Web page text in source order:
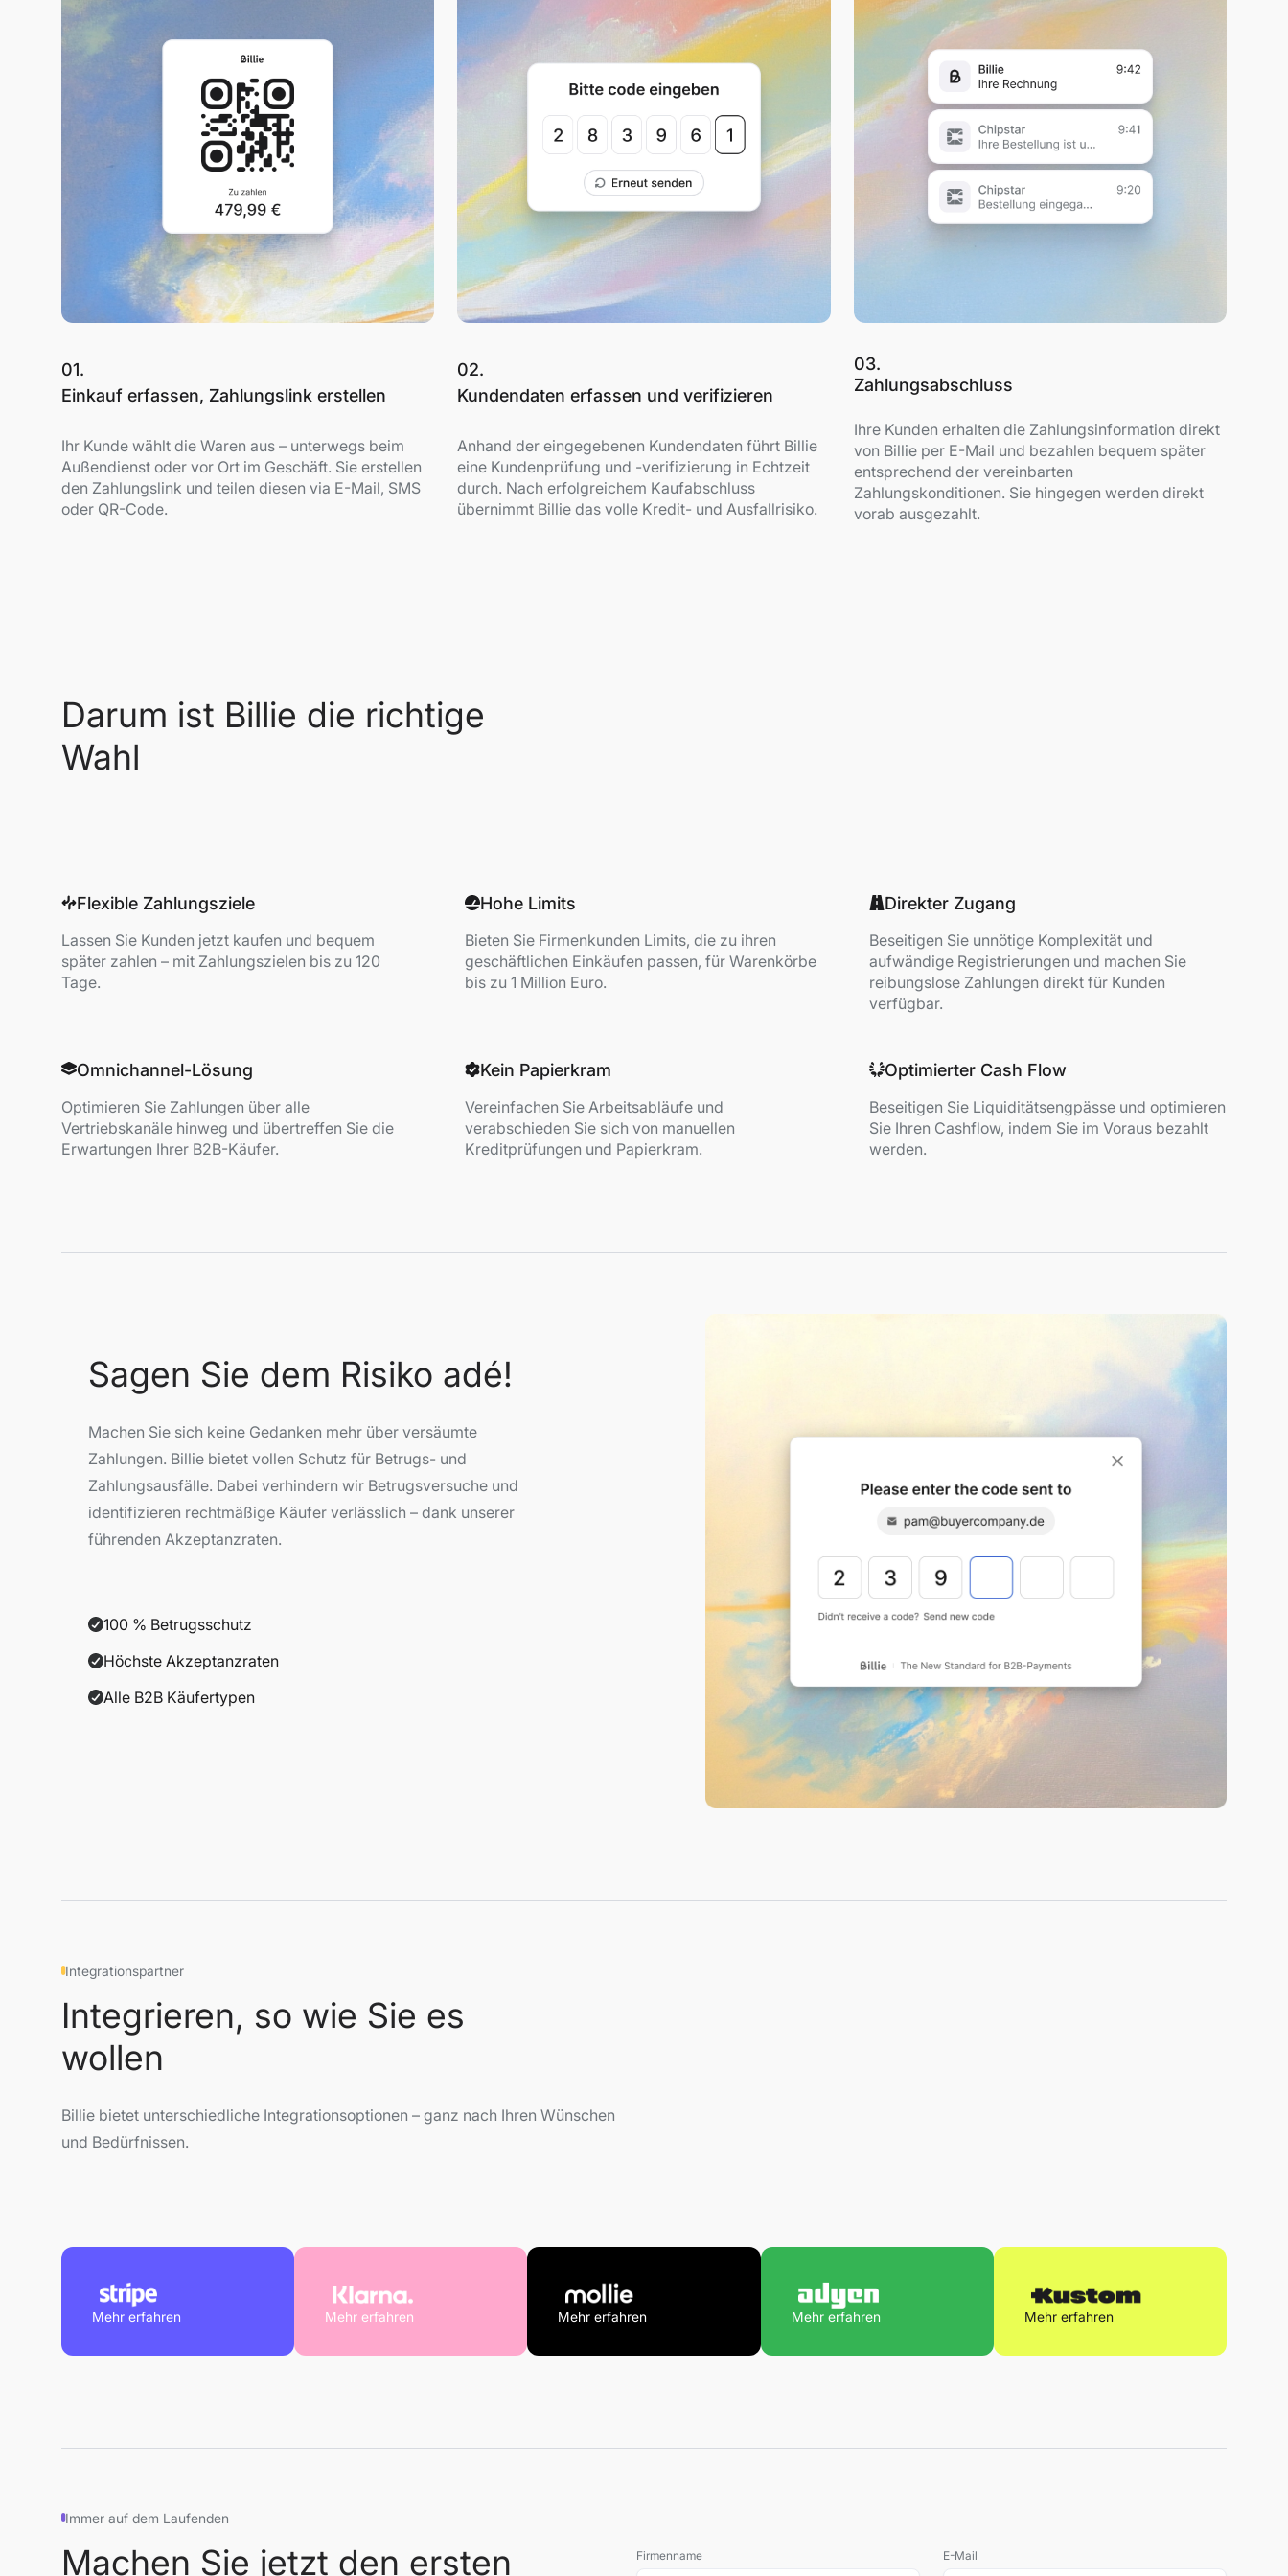
01.
Einkauf erfassen, Zahlungslink erstellen
Ihr Kunde wählt die Waren aus – unterwegs beim
Außendienst oder vor Ort im Geschäft. Sie erstellen
den Zahlungslink und teilen diesen via E-Mail, SMS
oder QR-Code.
02.
Kundendaten erfassen und verifizieren
Anhand der eingegebenen Kundendaten führt Billie
eine Kundenprüfung und -verifizierung in Echtzeit
durch. Nach erfolgreichem Kaufabschluss
übernimmt Billie das volle Kredit- und Ausfallrisiko.
03.
Zahlungsabschluss
Ihre Kunden erhalten die Zahlungsinformation direkt
von Billie per E-Mail und bezahlen bequem später
entsprechend der vereinbarten
Zahlungskonditionen. Sie hingegen werden direkt
vorab ausgezahlt.
Darum ist Billie die richtige
Wahl
Flexible Zahlungsziele
Lassen Sie Kunden jetzt kaufen und bequem
später zahlen – mit Zahlungszielen bis zu 120
Tage.
Hohe Limits
Bieten Sie Firmenkunden Limits, die zu ihren
geschäftlichen Einkäufen passen, für Warenkörbe
bis zu 1 Million Euro.
Direkter Zugang
Beseitigen Sie unnötige Komplexität und
aufwändige Registrierungen und machen Sie
reibungslose Zahlungen direkt für Kunden
verfügbar.
Omnichannel-Lösung
Optimieren Sie Zahlungen über alle
Vertriebskanäle hinweg und übertreffen Sie die
Erwartungen Ihrer B2B-Käufer.
Kein Papierkram
Vereinfachen Sie Arbeitsabläufe und
verabschieden Sie sich von manuellen
Kreditprüfungen und Papierkram.
Optimierter Cash Flow
Beseitigen Sie Liquiditätsengpässe und optimieren
Sie Ihren Cashflow, indem Sie im Voraus bezahlt
werden.
Sagen Sie dem Risiko adé!
Machen Sie sich keine Gedanken mehr über versäumte
Zahlungen. Billie bietet vollen Schutz für Betrugs- und
Zahlungsausfälle. Dabei verhindern wir Betrugsversuche und
identifizieren rechtmäßige Käufer verlässlich – dank unserer
führenden Akzeptanzraten.
100 % Betrugsschutz
Höchste Akzeptanzraten
Alle B2B Käufertypen
Integrationspartner
Integrieren, so wie Sie es
wollen
Billie bietet unterschiedliche Integrationsoptionen – ganz nach Ihren Wünschen
und Bedürfnissen.
Mehr erfahren Mehr erfahren Mehr erfahren Mehr erfahren Mehr erfahren
Immer auf dem Laufenden
Machen Sie jetzt den ersten Firmenname E-Mail